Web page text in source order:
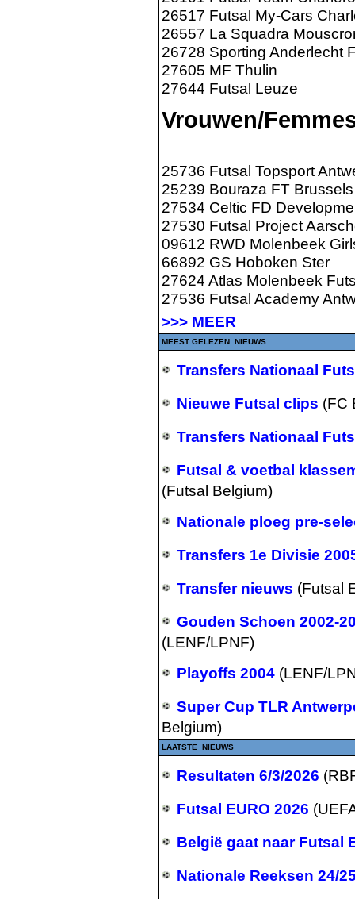
26517 Futsal My-Cars
26557 La Squadra
26728 Sporting Anderlecht
27605 MF Thulin
27644 Futsal Leuze
Vrouwen/
25736 Futsal Topsport
25239 Bouraza FT Brussels
27534 Celtic FD
27530 Futsal Project
09612 RWD Molenbeek
66892 GS Hoboken Ster
27624 Atlas Molenbeek
27536 Futsal Academy
>>> MEER
MEEST GELEZEN NIEUWS
Transfers Nationaal
Nieuwe Futsal clips (FC
Transfers Nationaal
Futsal & voetbal
(Futsal Belgium)
Nationale ploeg pre-
Transfers 1e Divisie
Transfer nieuws (Futsal
Gouden Schoen 2002-
(LENF/LPNF)
Playoffs 2004 (LENF/
Super Cup TLR
Belgium)
LAATSTE NIEUWS
Resultaten 6/3/2026
Futsal EURO 2026
België gaat naar Futsal
Nationale Reeksen 24/